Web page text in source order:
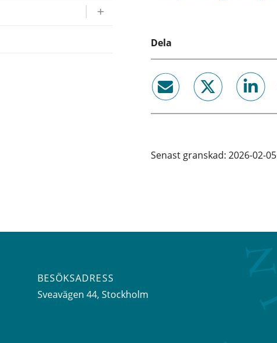
Dela
Senast granskad: 2026-02-05
BESÖKSADRESS
Sveavägen 44, Stockholm